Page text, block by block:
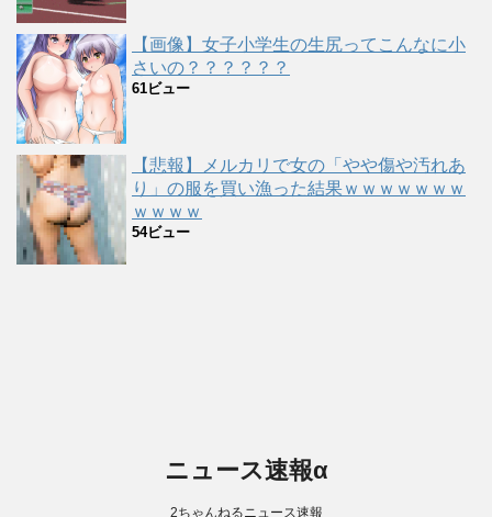
【画像】女子小学生の生尻ってこんなに小
さいの？？？？？？
61ビュー
【悲報】メルカリで女の「やや傷や汚れあ
り」の服を買い漁った結果ｗｗｗｗｗｗｗ
ｗｗｗｗ
54ビュー
ニュース速報α
2ちゃんねるニュース速報